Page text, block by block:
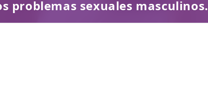
problemas sexuales masculinos.